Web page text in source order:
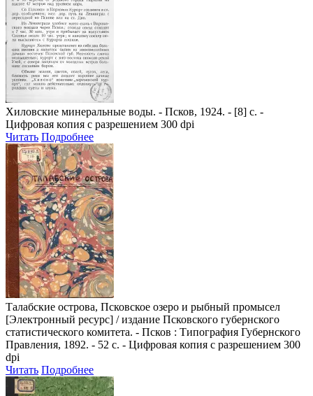
Хиловские минеральные воды. - Псков, 1924. - [8] с. -
Цифровая копия с разрешением 300 dpi
Читать Подробнее
Талабские острова, Псковское озеро и рыбный промысел
[Электронный ресурс] / издание Псковского губернского
статистического комитета. - Псков : Типография Губернского
Правления, 1892. - 52 с. - Цифровая копия с разрешением 300
dpi
Читать Подробнее